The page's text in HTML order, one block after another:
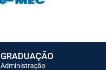
GRADUAÇÃO
Administração